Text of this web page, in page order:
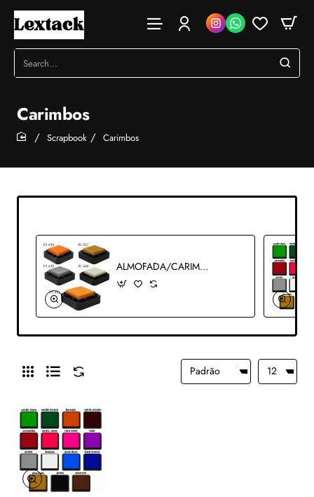
Search...
Carimbos
home
Scrapbook Carimbos
ALMOFADA/CARIMBEIRA PARA USO EM SCRAPBOOK REF: P07P1